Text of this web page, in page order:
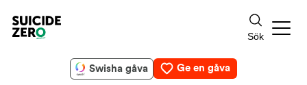
Swisha gåva Ge en gåva